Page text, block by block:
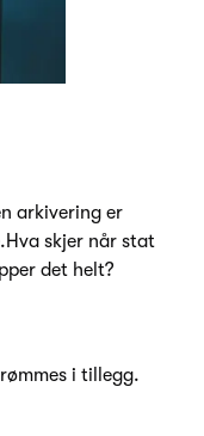
arkivering er
skjer når stat
det helt?
i tillegg.